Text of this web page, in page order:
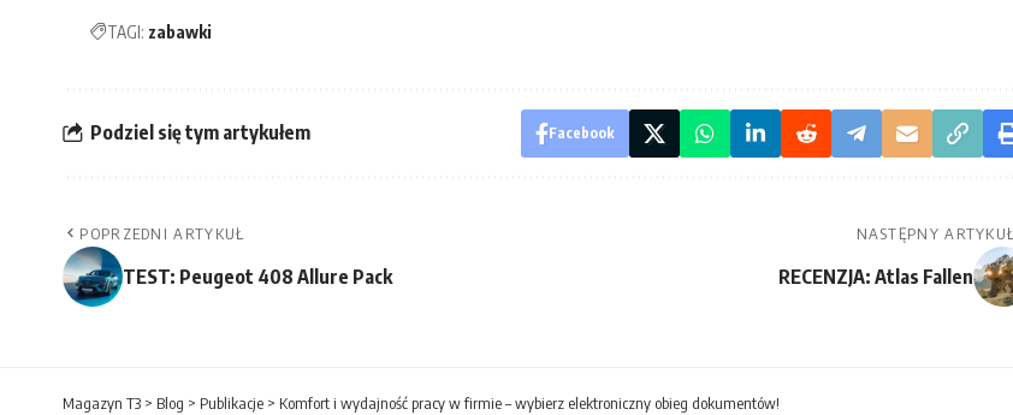
TAGI: zabawki
Podziel się tym artykułem Facebook
POPRZEDNI ARTYKUŁ
TEST: Peugeot 408 Allure Pack
NASTĘPNY ARTYKUŁ
RECENZJA: Atlas Fallen
Magazyn T3 > Blog > Publikacje > Komfort i wydajność pracy w firmie – wybierz elektroniczny obieg dokumentów!